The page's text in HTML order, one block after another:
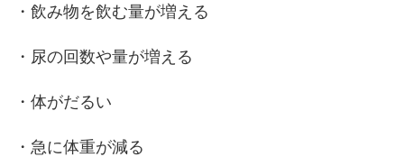
・飲み物を飲む量が増える
・尿の回数や量が増える
・体がだるい
・急に体重が減る